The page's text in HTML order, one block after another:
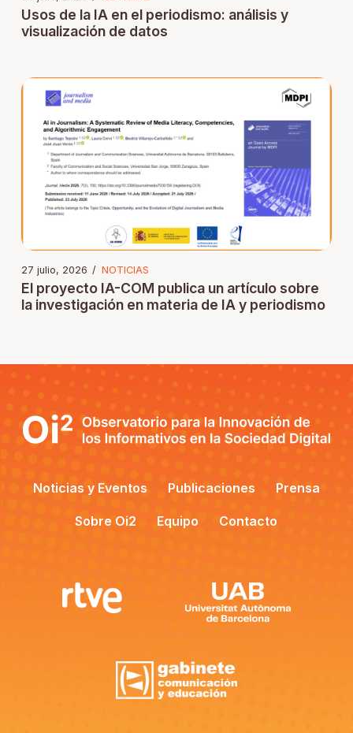
Usos de la IA en el periodismo: análisis y
visualización de datos
27 julio, 2026 / NOTICIAS
El proyecto IA-COM publica un artículo sobre
la investigación en materia de IA y periodismo
Noticias y Eventos Publicaciones Prensa
Sobre Oi2 Equipo Contacto